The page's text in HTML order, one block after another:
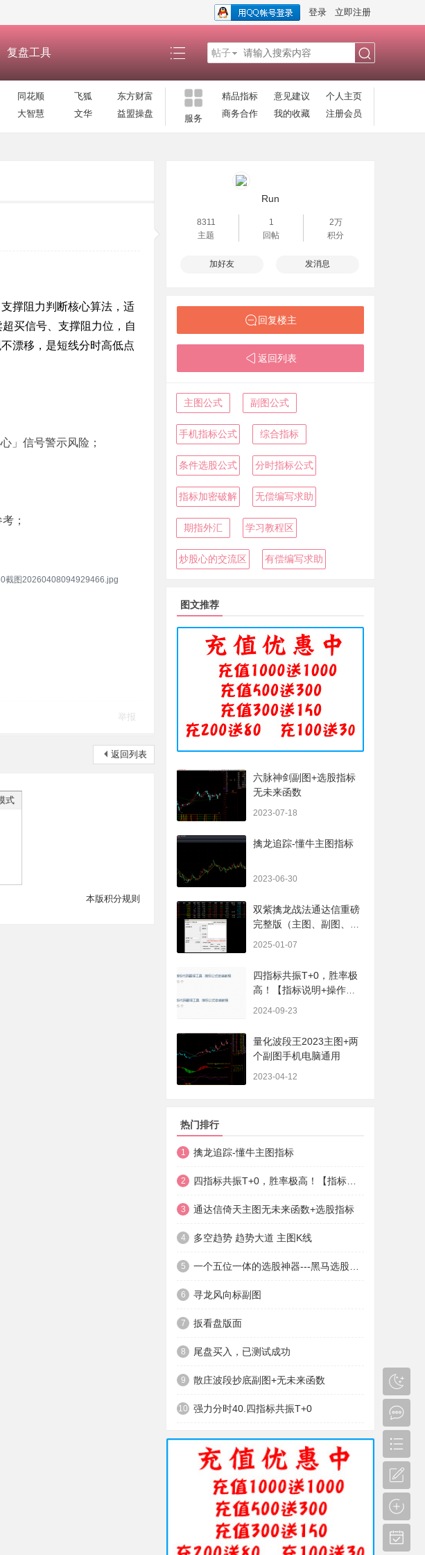
登录 立即注册
复盘工具 帖子
同花顺 飞狐
东方财富
大智慧
文华 益盟操盘 服务
精品指标 意见建议
个人主页
商务合作
我的收藏 注册会员
撑阻力判断核心算法，适
买信号、支撑阻力位，自
漂移，是短线分时高低点
」信号警示风险；
；
举报
返回列表
式
本版积分规则
Run
8311
主题
1
回帖
2万
积分
加好友 发消息
回复楼主
返回列表
主图公式 副图公式
手机指标公式 综合指标
条件选股公式 分时指标公式
指标加密破解 无偿编写求助
期指外汇 学习教程区
炒股心的交流区 有偿编写求助
图文推荐
六脉神剑副图+选股指标
无未来函数
2023-07-18
擒龙追踪-懂牛主图指标
2023-06-30
双紫擒龙战法通达信重磅
完整版（主图、副图、排
2025-01-07
四指标共振T+0，胜率极
高！【指标说明+操作方
2024-09-23
量化波段王2023主图+两
个副图手机电脑通用
2023-04-12
热门排行
1 擒龙追踪-懂牛主图指标
2
3 通达信倚天主图无未来函数+选股指标
4 多空趋势 趋势大道 主图K线
5
6 寻龙风向标副图
7 扳看盘版面
8 尾盘买入，已测试成功
9 散庄波段抄底副图+无未来函数
10 强力分时40.四指标共振T+0